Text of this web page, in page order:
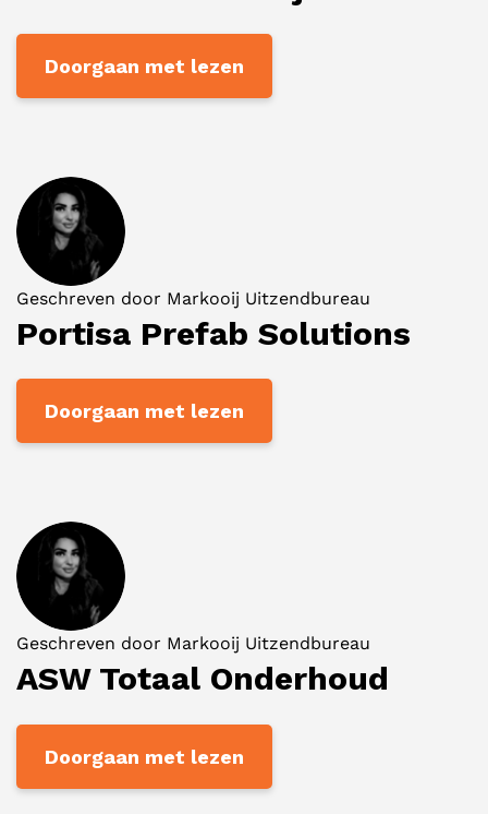
Doorgaan met lezen
Geschreven door Markooij Uitzendbureau
Portisa Prefab Solutions
Doorgaan met lezen
Geschreven door Markooij Uitzendbureau
ASW Totaal Onderhoud
Doorgaan met lezen